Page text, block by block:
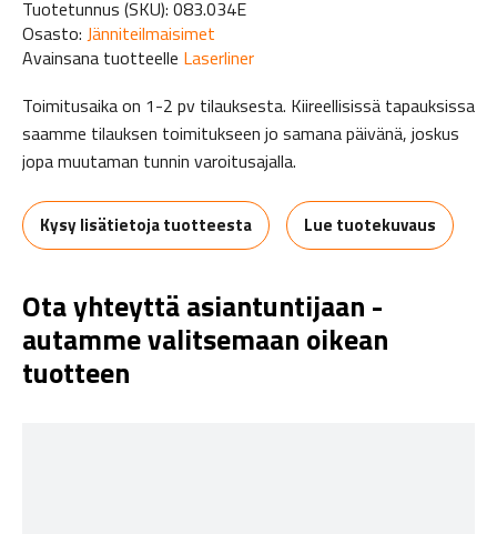
Tuotetunnus (SKU): 083.034E
Osasto: Jänniteilmaisimet
Avainsana tuotteelle Laserliner
Toimitusaika on 1-2 pv tilauksesta. Kiireellisissä tapauksissa
saamme tilauksen toimitukseen jo samana päivänä, joskus
jopa muutaman tunnin varoitusajalla.
Kysy lisätietoja tuotteesta Lue tuotekuvaus
Ota yhteyttä asiantuntijaan -
autamme valitsemaan oikean
tuotteen